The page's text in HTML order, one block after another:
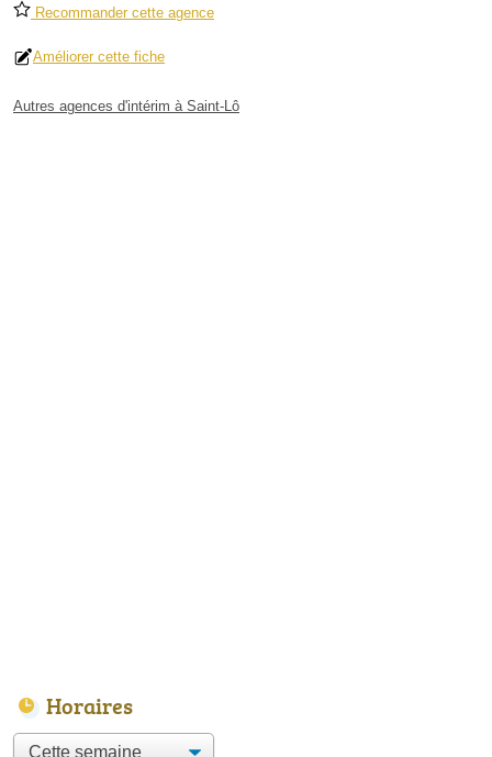
Recommander cette agence
Améliorer cette fiche
Autres agences d'intérim à Saint-Lô
Horaires